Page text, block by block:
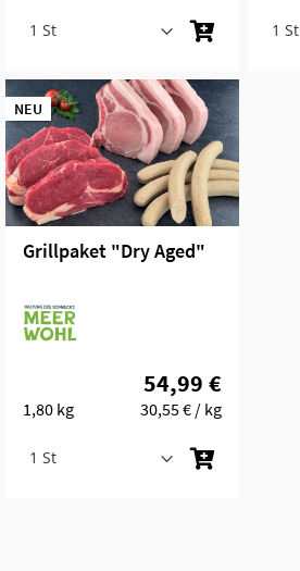
NEU
Grillpaket "Dry Aged"
1,80 kg
54,99 €
30,55 €/ kg